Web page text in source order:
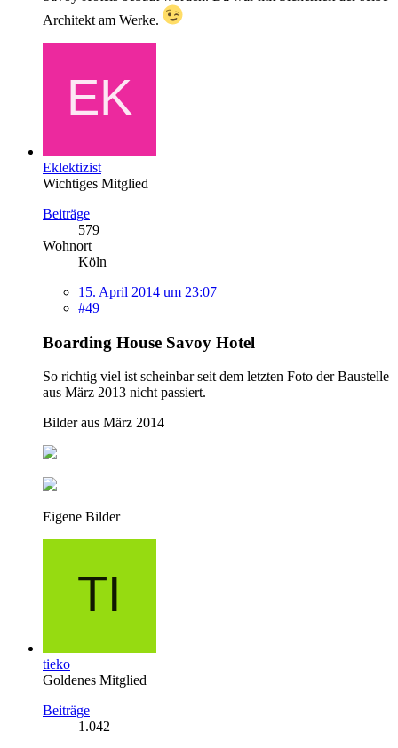
Architekt am Werke.
Eklektizist
Wichtiges Mitglied
Beiträge
579
Wohnort
Köln
15. April 2014 um 23:07
#49
Boarding House Savoy Hotel
So richtig viel ist scheinbar seit dem letzten Foto der Baustelle
aus März 2013 nicht passiert.
Bilder aus März 2014
Eigene Bilder
tieko
Goldenes Mitglied
Beiträge
1.042